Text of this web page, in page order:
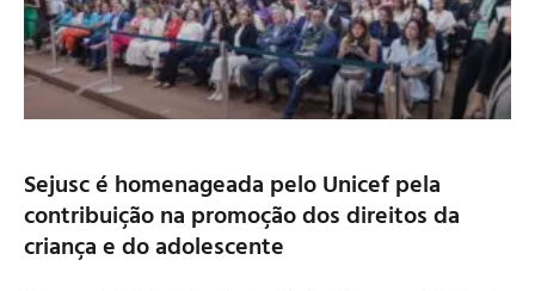
Sejusc é homenageada pelo Unicef pela
contribuição na promoção dos direitos da
criança e do adolescente